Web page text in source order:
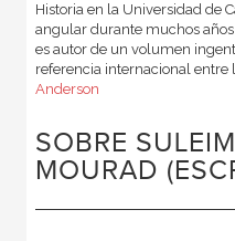
Historia en la Universidad de
angular durante muchos
es autor de un volumen
referencia internacional entre
Anderson
SOBRE
MOURAD